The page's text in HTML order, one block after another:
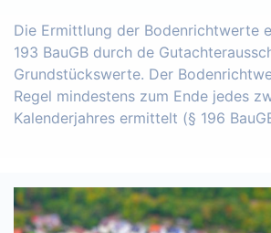
Die Ermittlung der Bodenrichtwerte
193 BauGB durch de
Grundstückswerte. Der
Regel mindestens zum Ende jedes
Kalenderjahres ermittelt (§ 196